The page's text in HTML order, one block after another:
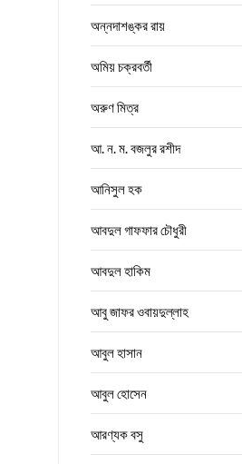
অন্নদাশঙ্কর রায়
অমিয় চক্রবর্তী
অরুণ মিত্র
আ. ন. ম. বজলুর রশীদ
আনিসুল হক
আবদুল গাফফার চৌধুরী
আবদুল হাকিম
আবু জাফর ওবায়দুল্লাহ
আবুল হাসান
আবুল হোসেন
আরণ্যক বসু